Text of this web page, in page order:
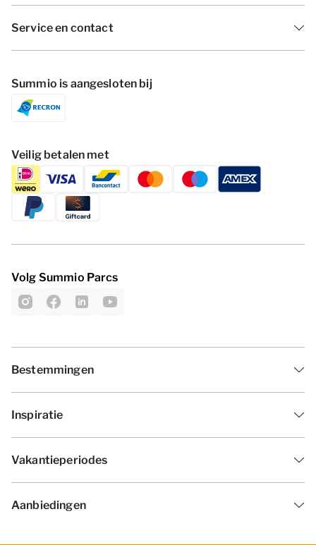
Service en contact
Summio is aangesloten bij
Veilig betalen met
Volg Summio Parcs
Bestemmingen
Inspiratie
Vakantieperiodes
Aanbiedingen